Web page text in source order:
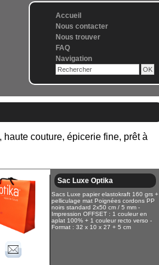
Accueil
Nous contacter
Nous trouver
FAQ
Navigation
couture, épicerie fine, prêt à
Sac Luxe Optika
Sacs Luxe papier elastokraft 160 grs +
pelliculage mat Poignées cordons PP
noirs standard 2x50 cm / 5 mm -
Impression OFFSET : 1 couleur en
aplat 100% + 1 couleur recto verso -
Format : 32 x 10 x 27 + 5 cm